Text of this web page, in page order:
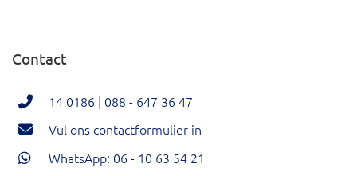
Contact
14 0186 | 088 - 647 36 47
Vul ons contactformulier in
WhatsApp: 06 - 10 63 54 21